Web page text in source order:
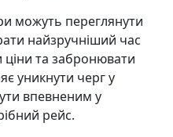
можуть переглянути
найзручніший час
ціни та забронювати
уникнути черг у
впевненим у
рейс.